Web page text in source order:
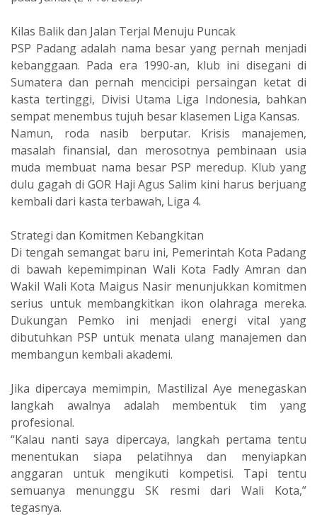
‎Kilas Balik dan Jalan Terjal Menuju Puncak
‎PSP Padang adalah nama besar yang pernah menjadi
kebanggaan. Pada era 1990-an, klub ini disegani di
Sumatera dan pernah mencicipi persaingan ketat di
kasta tertinggi, Divisi Utama Liga Indonesia, bahkan
sempat menembus tujuh besar klasemen Liga Kansas.
‎Namun, roda nasib berputar. Krisis manajemen,
masalah finansial, dan merosotnya pembinaan usia
muda membuat nama besar PSP meredup. Klub yang
dulu gagah di GOR Haji Agus Salim kini harus berjuang
kembali dari kasta terbawah, Liga 4.
‎Strategi dan Komitmen Kebangkitan
‎Di tengah semangat baru ini, Pemerintah Kota Padang
di bawah kepemimpinan Wali Kota Fadly Amran dan
Wakil Wali Kota Maigus Nasir menunjukkan komitmen
serius untuk membangkitkan ikon olahraga mereka.
Dukungan Pemko ini menjadi energi vital yang
dibutuhkan PSP untuk menata ulang manajemen dan
membangun kembali akademi.
‎Jika dipercaya memimpin, Mastilizal Aye menegaskan
langkah awalnya adalah membentuk tim yang
profesional.
‎“Kalau nanti saya dipercaya, langkah pertama tentu
menentukan siapa pelatihnya dan menyiapkan
anggaran untuk mengikuti kompetisi. Tapi tentu
semuanya menunggu SK resmi dari Wali Kota,”
tegasnya.